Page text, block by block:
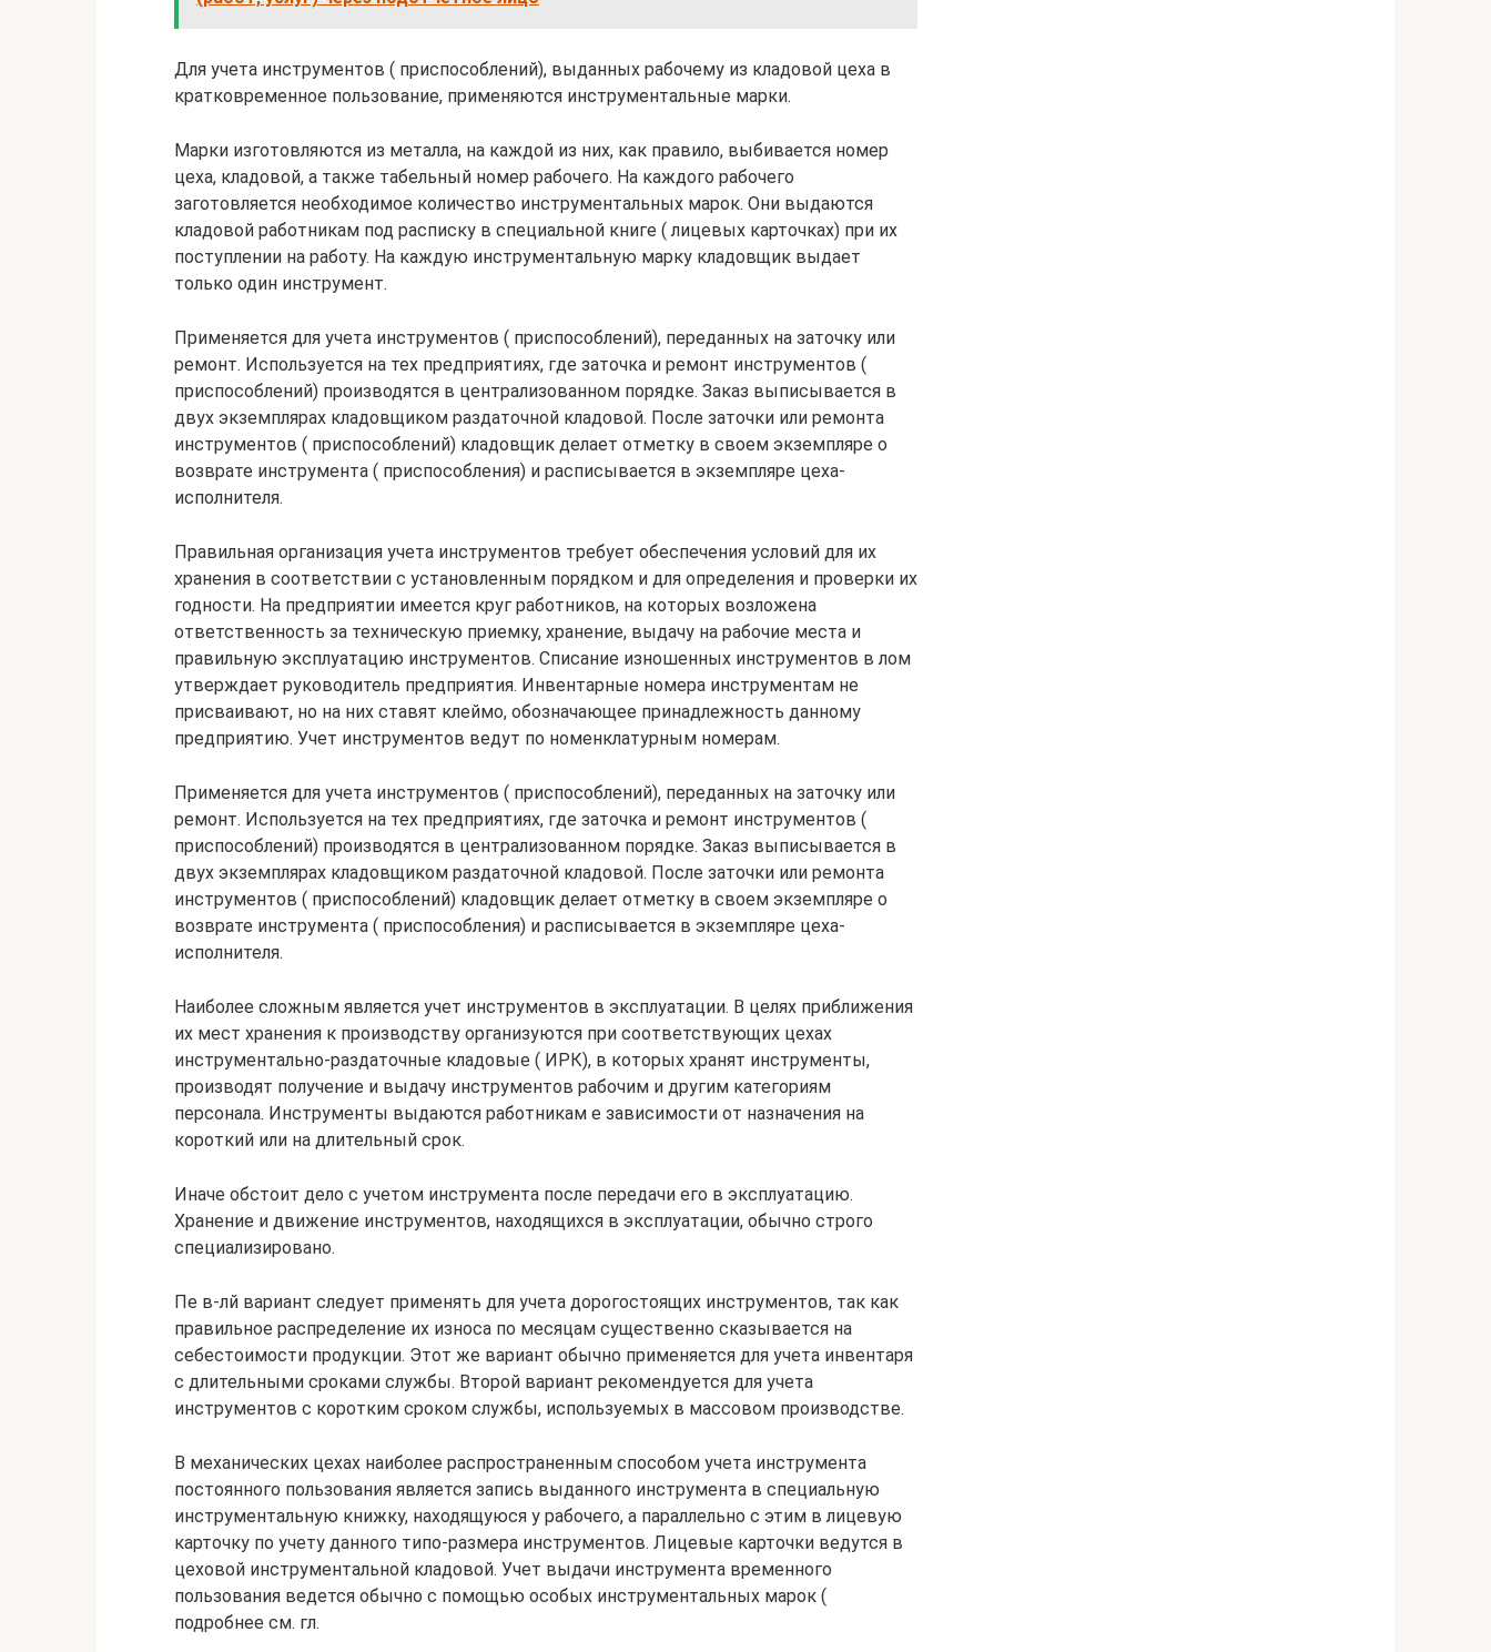
Для учета инструментов ( приспособлений), выданных рабочему из кладовой цеха в
кратковременное пользование, применяются инструментальные марки.
Марки изготовляются из металла, на каждой из них, как правило, выбивается номер
цеха, кладовой, а также табельный номер рабочего. На каждого рабочего
заготовляется необходимое количество инструментальных марок. Они выдаются
кладовой работникам под расписку в специальной книге ( лицевых карточках) при их
поступлении на работу. На каждую инструментальную марку кладовщик выдает
только один инструмент.
Применяется для учета инструментов ( приспособлений), переданных на заточку или
ремонт. Используется на тех предприятиях, где заточка и ремонт инструментов (
приспособлений) производятся в централизованном порядке. Заказ выписывается в
двух экземплярах кладовщиком раздаточной кладовой. После заточки или ремонта
инструментов ( приспособлений) кладовщик делает отметку в своем экземпляре о
возврате инструмента ( приспособления) и расписывается в экземпляре цеха-
исполнителя.
Правильная организация учета инструментов требует обеспечения условий для их
хранения в соответствии с установленным порядком и для определения и проверки их
годности. На предприятии имеется круг работников, на которых возложена
ответственность за техническую приемку, хранение, выдачу на рабочие места и
правильную эксплуатацию инструментов. Списание изношенных инструментов в лом
утверждает руководитель предприятия. Инвентарные номера инструментам не
присваивают, но на них ставят клеймо, обозначающее принадлежность данному
предприятию. Учет инструментов ведут по номенклатурным номерам.
Применяется для учета инструментов ( приспособлений), переданных на заточку или
ремонт. Используется на тех предприятиях, где заточка и ремонт инструментов (
приспособлений) производятся в централизованном порядке. Заказ выписывается в
двух экземплярах кладовщиком раздаточной кладовой. После заточки или ремонта
инструментов ( приспособлений) кладовщик делает отметку в своем экземпляре о
возврате инструмента ( приспособления) и расписывается в экземпляре цеха-
исполнителя.
Наиболее сложным является учет инструментов в эксплуатации. В целях приближения
их мест хранения к производству организуются при соответствующих цехах
инструментально-раздаточные кладовые ( ИРК), в которых хранят инструменты,
производят получение и выдачу инструментов рабочим и другим категориям
персонала. Инструменты выдаются работникам е зависимости от назначения на
короткий или на длительный срок.
Иначе обстоит дело с учетом инструмента после передачи его в эксплуатацию.
Хранение и движение инструментов, находящихся в эксплуатации, обычно строго
специализировано.
Пе в-лй вариант следует применять для учета дорогостоящих инструментов, так как
правильное распределение их износа по месяцам существенно сказывается на
себестоимости продукции. Этот же вариант обычно применяется для учета инвентаря
с длительными сроками службы. Второй вариант рекомендуется для учета
инструментов с коротким сроком службы, используемых в массовом производстве.
В механических цехах наиболее распространенным способом учета инструмента
постоянного пользования является запись выданного инструмента в специальную
инструментальную книжку, находящуюся у рабочего, а параллельно с этим в лицевую
карточку по учету данного типо-размера инструментов. Лицевые карточки ведутся в
цеховой инструментальной кладовой. Учет выдачи инструмента временного
пользования ведется обычно с помощью особых инструментальных марок (
подробнее см. гл.